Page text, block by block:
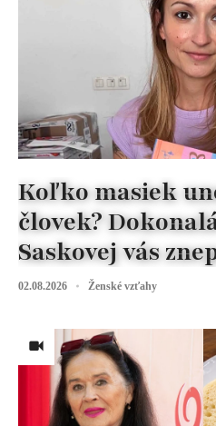
Koľko masiek
človek?
Saskovej vás
02.08.2026 Ženské vzťahy